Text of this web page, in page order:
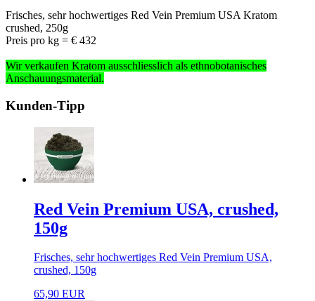
Frisches, sehr hochwertiges Red Vein Premium USA Kratom
crushed, 250g
Preis pro kg = € 432
Wir verkaufen Kratom ausschliesslich als ethnobotanisches
Anschauungsmaterial.
Kunden-Tipp
Red Vein Premium USA, crushed,
150g
Frisches, sehr hochwertiges Red Vein Premium USA,
crushed, 150g
65,90 EUR